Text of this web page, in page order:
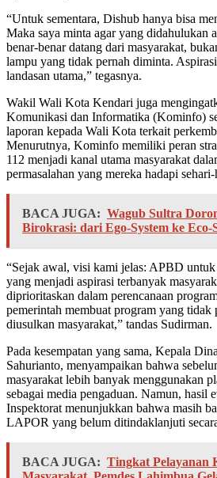
“Untuk sementara, Dishub hanya bisa
Maka saya minta agar yang didahulukan
benar-benar datang dari masyarakat,
lampu yang tidak pernah diminta.
landasan utama,” tegasnya.
Wakil Wali Kota Kendari juga
Komunikasi dan Informatika (Kominfo)
laporan kepada Wali Kota terkait
Menurutnya, Kominfo memiliki peran
112 menjadi kanal utama masyarakat
permasalahan yang mereka hadapi
BACA JUGA: Wagub Sultra
Birokrasi: dari Ego-System ke Eco-
“Sejak awal, visi kami jelas: APBD
yang menjadi aspirasi terbanyak
diprioritaskan dalam perencanaan
pemerintah membuat program yang tidak
diusulkan masyarakat,” tandas Sudirman.
Pada kesempatan yang sama, Kepala
Sahurianto, menyampaikan bahwa
masyarakat lebih banyak menggunakan
sebagai media pengaduan. Namun, hasil
Inspektorat menunjukkan bahwa masih
LAPOR yang belum ditindaklanjuti
BACA JUGA: Tingkat Pelayanan